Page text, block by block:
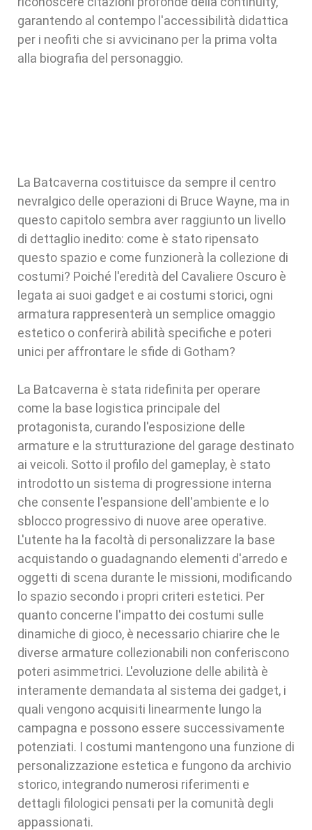
garantendo al contempo l'accessibilità didattica
per i neofiti che si avvicinano per la prima volta
alla biografia del personaggio.
La Batcaverna costituisce da sempre il centro
nevralgico delle operazioni di Bruce Wayne, ma in
questo capitolo sembra aver raggiunto un livello
di dettaglio inedito: come è stato ripensato
questo spazio e come funzionerà la collezione di
costumi? Poiché l'eredità del Cavaliere Oscuro è
legata ai suoi gadget e ai costumi storici, ogni
armatura rappresenterà un semplice omaggio
estetico o conferirà abilità specifiche e poteri
unici per affrontare le sfide di Gotham?
La Batcaverna è stata ridefinita per operare
come la base logistica principale del
protagonista, curando l'esposizione delle
armature e la strutturazione del garage destinato
ai veicoli. Sotto il profilo del gameplay, è stato
introdotto un sistema di progressione interna
che consente l'espansione dell'ambiente e lo
sblocco progressivo di nuove aree operative.
L'utente ha la facoltà di personalizzare la base
acquistando o guadagnando elementi d'arredo e
oggetti di scena durante le missioni, modificando
lo spazio secondo i propri criteri estetici. Per
quanto concerne l'impatto dei costumi sulle
dinamiche di gioco, è necessario chiarire che le
diverse armature collezionabili non conferiscono
poteri asimmetrici. L'evoluzione delle abilità è
interamente demandata al sistema dei gadget, i
quali vengono acquisiti linearmente lungo la
campagna e possono essere successivamente
potenziati. I costumi mantengono una funzione di
personalizzazione estetica e fungono da archivio
storico, integrando numerosi riferimenti e
dettagli filologici pensati per la comunità degli
appassionati.